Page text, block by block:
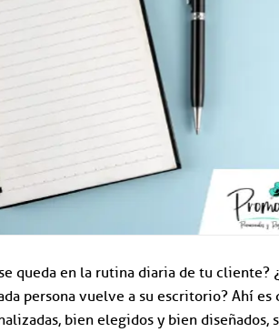
queda en la rutina diaria de tu cliente?
persona vuelve a su escritorio? Ahí es
bien elegidos y bien diseñados,